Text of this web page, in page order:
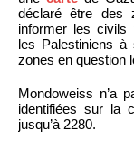
déclaré être des
informer les civils
les Palestiniens
zones en question
Mondoweiss n’a
identifiées sur la
jusqu’à 2280.